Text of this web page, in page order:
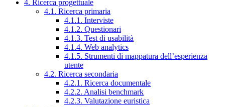
4. Ricerca progettuale
4.1. Ricerca primaria
4.1.1. Interviste
4.1.2. Questionari
4.1.3. Test di usabilità
4.1.4. Web analytics
4.1.5. Strumenti di mappatura dell’esperienza
utente
4.2. Ricerca secondaria
4.2.1. Ricerca documentale
4.2.2. Analisi benchmark
4.2.3. Valutazione euristica